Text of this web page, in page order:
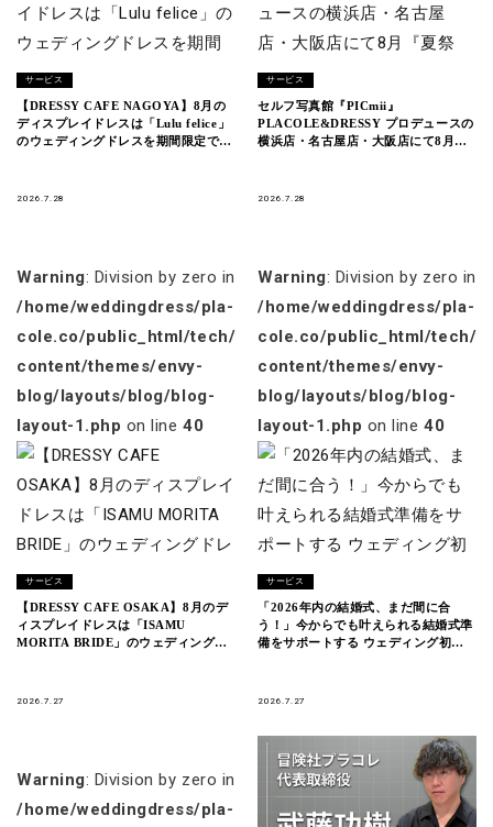
サービス
【DRESSY CAFE NAGOYA】8月の
ディスプレイドレスは「Lulu felice」
のウェディングドレスを期間限定でお
2026.7.28
サービス
セルフ写真館『PICmii』
PLACOLE&DRESSY プロデュースの
横浜店・名古屋店・大阪店にて8月
2026.7.28
Warning: Division by zero in
/home/weddingdress/pla-
cole.co/public_html/tech/wp-
content/themes/envy-
blog/layouts/blog/blog-
layout-1.php on line40
サービス
【DRESSY CAFE OSAKA】8月のデ
ィスプレイドレスは「ISAMU
MORITA BRIDE」のウェディングド
2026.7.27
Warning: Division by zero in
/home/weddingdress/pla-
cole.co/public_html/tech/
content/themes/envy-
blog/layouts/blog/blog-
layout-1.php on line40
サービス
「2026年内の結婚式、まだ間に合
う！」今からでも叶えられる結婚式準
備をサポートする ウェディング初体
2026.7.27
Warning: Division by zero in
/home/weddingdress/pla-